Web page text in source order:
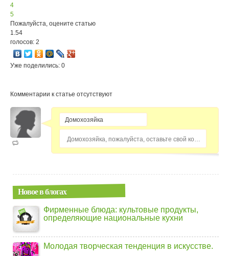
4
5
Пожалуйста, оцените статью
1.54
голосов: 2
Уже поделились: 0
Комментарии к статье отсутствуют
Домохозяйка, пожалуйста, оставьте свой комментарий...
Новое в блогах
Фирменные блюда: культовые продукты,
определяющие национальные кухни
Молодая творческая тенденция в искусстве.